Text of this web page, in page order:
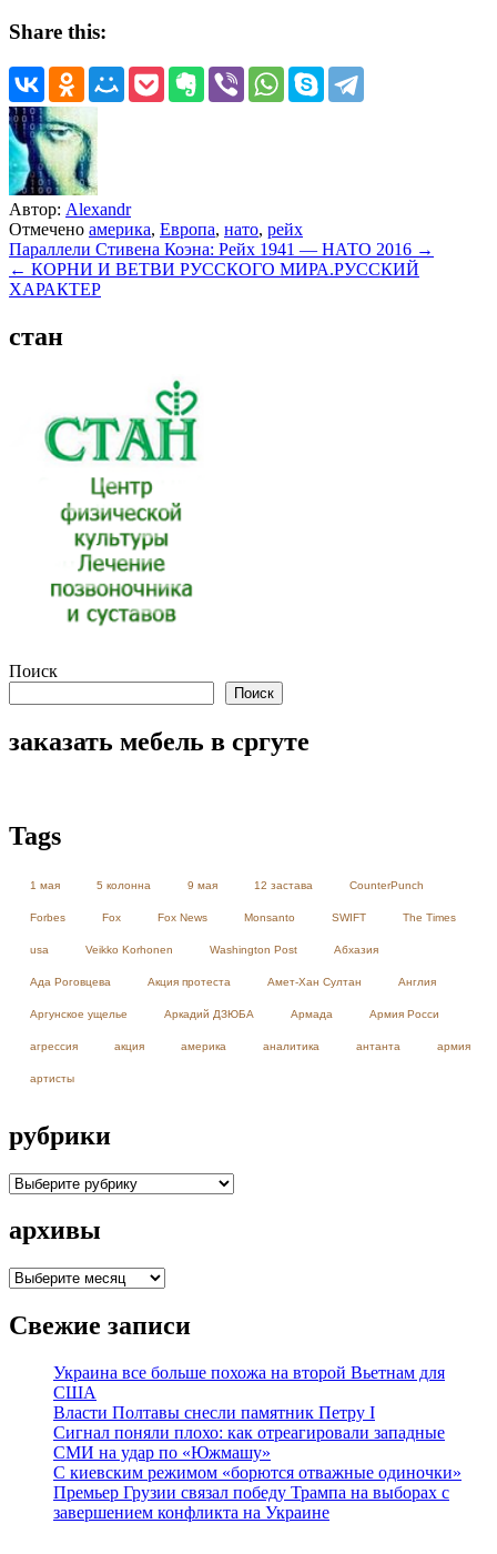
Share this:
Автор: Alexandr
Отмечено америка, Европа, нато, рейх
Навигация
по
Параллели Стивена Коэна: Рейх 1941 — НАТО 2016 →
← КОРНИ И ВЕТВИ РУССКОГО МИРА.РУССКИЙ
ХАРАКТЕР
стан
Поиск
Поиск
заказать мебель в сргуте
Tags
1 мая 5 колонна 9 мая 12 застава CounterPunch
Forbes Fox Fox News Monsanto SWIFT The Times
usa Veikko Korhonen Washington Post Абхазия
Ада Роговцева Акция протеста Амет-Хан Султан Англия
Аргунское ущелье Аркадий ДЗЮБА Армада Армия Росси
агрессия акция америка аналитика антанта армия
артисты
рубрики
рубрики
архивы
архивы
Свежие записи
Украина все больше похожа на второй Вьетнам для
США
Власти Полтавы снесли памятник Петру I
Сигнал поняли плохо: как отреагировали западные
СМИ на удар по «Южмашу»
С киевским режимом «борются отважные одиночки»
Премьер Грузии связал победу Трампа на выборах с
завершением конфликта на Украине